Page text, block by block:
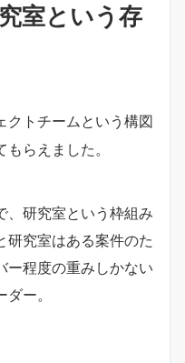
室という存
クトチーム という構図
らえました。
、研究室という枠組み
研究室はある案件のた
ー程度の重みしかない
ー。